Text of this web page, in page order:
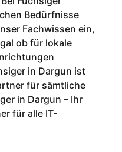
Bedürfnisse
Fachwissen ein,
ob für lokale
in Dargun ist
für sämtliche
in Dargun – Ihr
für alle IT-